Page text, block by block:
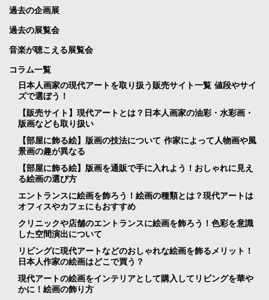
過去の企画展
過去の展覧会
音楽が聴こえる展覧会
コラム一覧
日本人画家の現代アートを取り扱う販売サイト一覧 値段やサイ
ズで選ぼう！
【販売サイト】現代アートとは？日本人画家の油彩・水彩画・
版画なども取り扱い
【部屋に飾る絵】版画の技法について 作家によって人物画や風
景画の趣が異なる
【部屋に飾る絵】版画を通販で手に入れよう！おしゃれに見え
る絵画の選び方
エントランスに絵画を飾ろう！絵画の種類とは？現代アートは
オフィスやカフェにもおすすめ
クリニックや店舗のエントランスに絵画を飾ろう！色彩を意識
した空間演出について
リビングに現代アートなどのおしゃれな絵画を飾るメリット！
日本人作家の絵画はどこで買う？
現代アートの絵画をインテリアとして購入してリビングを華や
かに！絵画の飾り方